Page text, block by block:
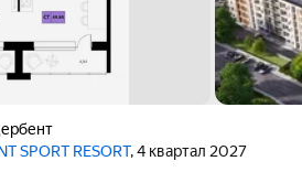
SPORT RESORT, 4 квартал 2027